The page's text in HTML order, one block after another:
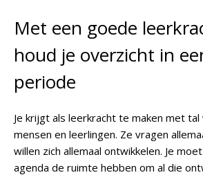
Met een goede
houd je overzicht in
periode
Je krijgt als leerkracht te maken met tal
mensen en leerlingen. Ze vragen
willen zich allemaal ontwikkelen. Je
agenda de ruimte hebben om al die